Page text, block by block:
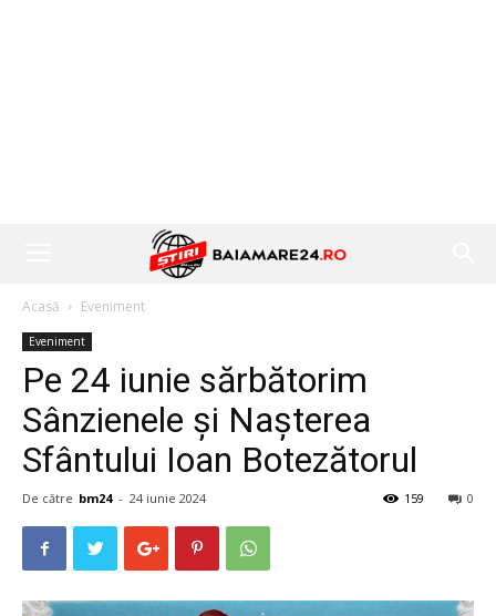
Acasă Eveniment
Eveniment
Pe 24 iunie sărbătorim
Sânzienele și Nașterea
Sfântului Ioan Botezătorul
De către bm24 - 24 iunie 2024 0
159